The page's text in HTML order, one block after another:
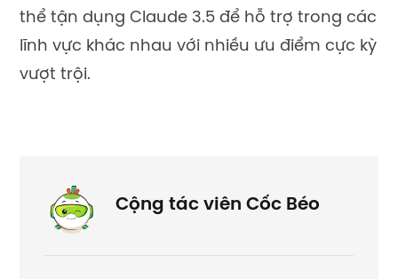
thể tận dụng Claude 3.5 để hỗ trợ trong các
lĩnh vực khác nhau với nhiều ưu điểm cực kỳ
vượt trội.
Cộng tác viên Cốc Béo